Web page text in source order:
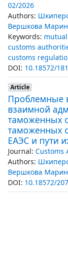
02/2026
Authors:
Вершкова
Keywords:
customs
customs
DOI: 10.18572/
Article
Проблемные
взаимной
таможенных
таможенных
ЕАЭС и пути
Journal: Customs
Authors:
Вершкова
DOI: 10.18572/